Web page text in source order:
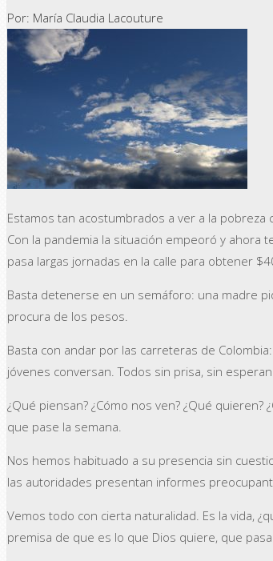
Por: María Claudia Lacouture
Estamos tan acostumbrados a ver a la
Con la pandemia la situación empeoró y ahora
pasa largas jornadas en la calle para obtener
Basta detenerse en un semáforo: una madre
procura de los pesos.
Basta con andar por las carreteras de
jóvenes conversan. Todos sin prisa, sin
¿Qué piensan? ¿Cómo nos ven? ¿Qué
que pase la semana.
Nos hemos habituado a su presencia sin
las autoridades presentan informes
Vemos todo con cierta naturalidad. Es la vida,
premisa de que es lo que Dios quiere, que